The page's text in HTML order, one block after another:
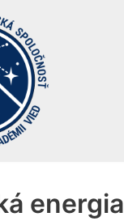
energia